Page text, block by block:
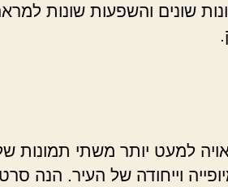
שונים והשפעות שונות
למעט יותר משתי תמונות
וייחודה של העיר. הנה